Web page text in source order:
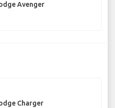
Avenger
Charger